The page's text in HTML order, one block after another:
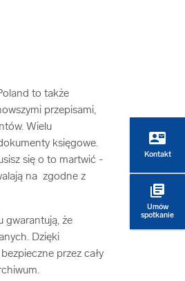
contact_mail
Kontakt
library_books
Umów
spotkanie
to także
przepisami,
Wielu
księgowe.
się o to martwić -
na zgodne z
gwarantują, że
Dzięki
przez cały